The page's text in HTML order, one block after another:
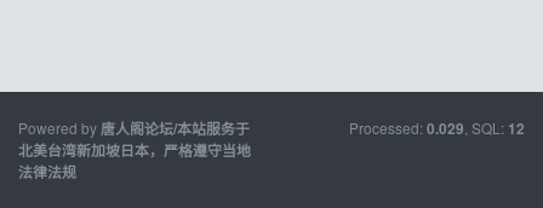
Powered by 唐人阁论坛/本站服务于
北美台湾新加坡日本，严格遵守当地
法律法规
Processed: 0.029 , SQL: 12